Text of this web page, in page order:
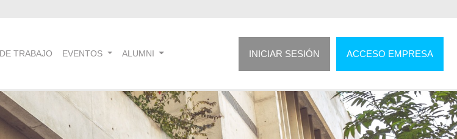
TRABAJO EVENTOS ALUMNI INICIAR SESIÓN ACCESO EMPRESA